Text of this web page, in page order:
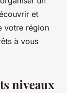
et
votre région
à vous
niveaux